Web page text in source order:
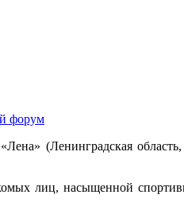
форум
«Лена» (Ленинградская
лиц, насыщенной